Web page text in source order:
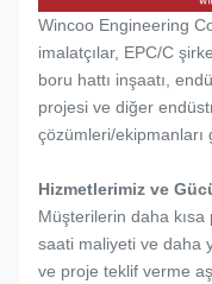
Wincoo Engineering
imalatçılar, EPC/C
boru hattı inşaatı,
projesi ve diğer
çözümleri/ekipmanları
Hizmetlerimiz ve
Müşterilerin daha
saati maliyeti ve daha
ve proje teklif verme